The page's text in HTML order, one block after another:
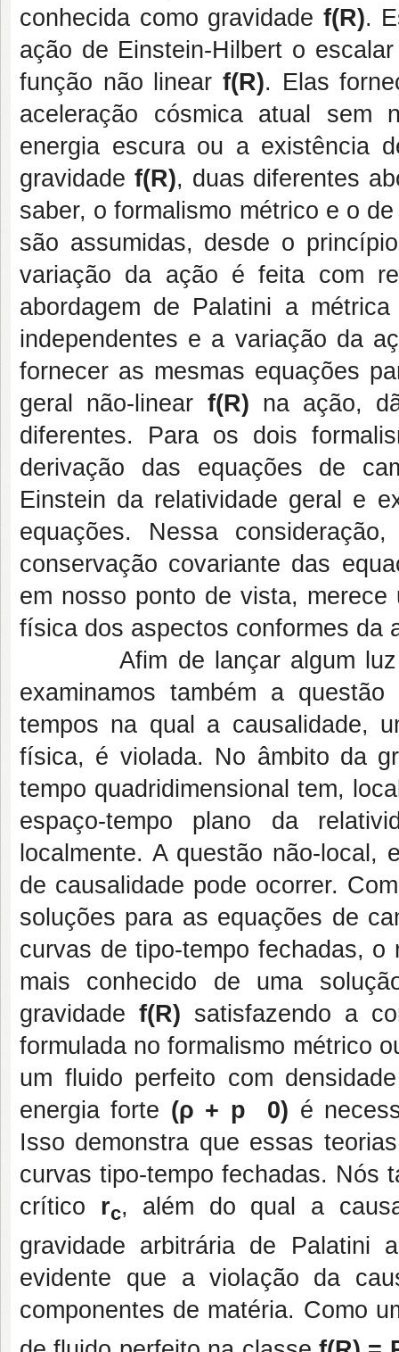
conhecida como gravidade f(R).
ação de Einstein-Hilbert o
função não linear f(R). Elas
aceleração cósmica atual sem
energia escura ou a existência
gravidade f(R), duas diferentes
saber, o formalismo métrico e o
são assumidas, desde o
variação da ação é feita com
abordagem de Palatini a
independentes e a variação da
fornecer as mesmas equações
geral não-linear f(R) na ação,
diferentes. Para os dois
derivação das equações de
Einstein da relatividade geral e
equações. Nessa
conservação covariante das
em nosso ponto de vista,
física dos aspectos conformes da
Afim de lançar algum luz
examinamos também a
tempos na qual a causalidade,
física, é violada. No âmbito da
tempo quadridimensional tem,
espaço-tempo plano da
localmente. A questão não-
de causalidade pode ocorrer.
soluções para as equações de
curvas de tipo-tempo fechadas, o
mais conhecido de uma
gravidade f(R) satisfazendo a
formulada no formalismo métrico
um fluido perfeito com
energia forte (ρ + p 0) é
Isso demonstra que essas
curvas tipo-tempo fechadas. Nós
crítico rc, além do qual a
gravidade arbitrária de Palatini
evidente que a violação da
componentes de matéria. Como